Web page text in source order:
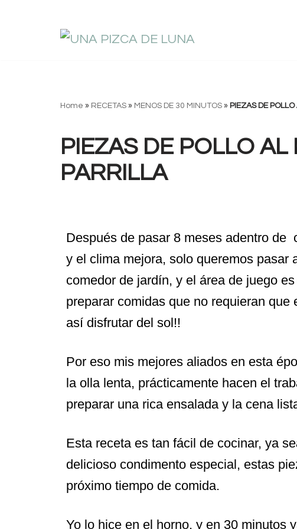
Home » RECETAS » MENOS DE 30 MINUTOS » PIEZAS DE
PIEZAS DE POLLO
PARRILLA
Después de pasar 8 meses adentro de
y el clima mejora, solo queremos pasar
comedor de jardín, y el área de juego
preparar comidas que no requieran
así disfrutar del sol!!
Por eso mis mejores aliados en esta
la olla lenta, prácticamente hacen el
preparar una rica ensalada y la cena
Esta receta es tan fácil de cocinar, ya
delicioso condimento especial, estas
próximo tiempo de comida.
Yo lo hice en el horno, y en 30 minutos